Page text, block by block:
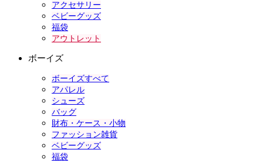
アクセサリー
ベビーグッズ
福袋
アウトレット
ボーイズ
ボーイズすべて
アパレル
シューズ
バッグ
財布・ケース・小物
ファッション雑貨
ベビーグッズ
福袋